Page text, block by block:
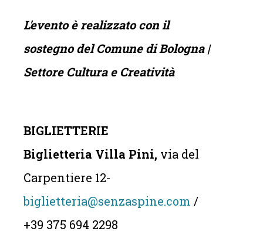
L'evento è realizzato con il
sostegno del Comune di Bologna |
Settore Cultura e Creatività
BIGLIETTERIE
Biglietteria Villa Pini, via del
Carpentiere 12-
biglietteria@senzaspine.com /
+39 375 694 2298